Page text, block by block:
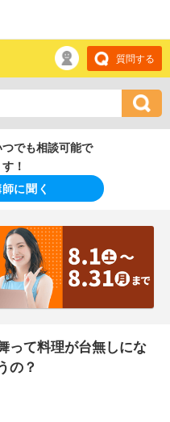
質問する
でも相談可能で
す！
に聞く
って料理が台無しにな
の？